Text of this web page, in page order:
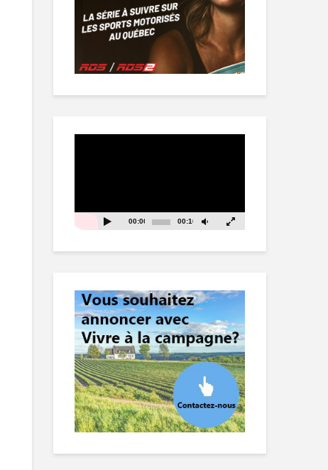
00:00 00:16